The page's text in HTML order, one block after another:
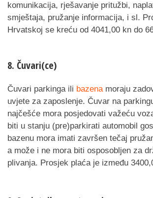
komunikacija, rješavanje pritužbi,
smještaja, pružanje informacija, i sl.
Hrvatskoj se kreću od 4041,00 kn do
8. Čuvari(ce)
Čuvari parkinga ili bazenamoraju
uvjete za zaposlenje. Čuvar na
najčešće mora posjedovati važeću
biti u stanju (pre)parkirati automobil
bazenu mora imati završen tečaj
a može i ne mora biti osposobljen za
plivanja. Prosjek plaća je između